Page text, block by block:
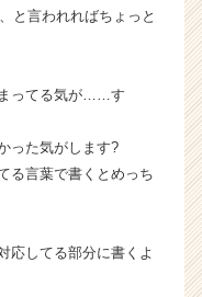
と言われればちょっと
ってる気が……す
った気がします?
る言葉で書くとめっち
応してる部分に書くよ